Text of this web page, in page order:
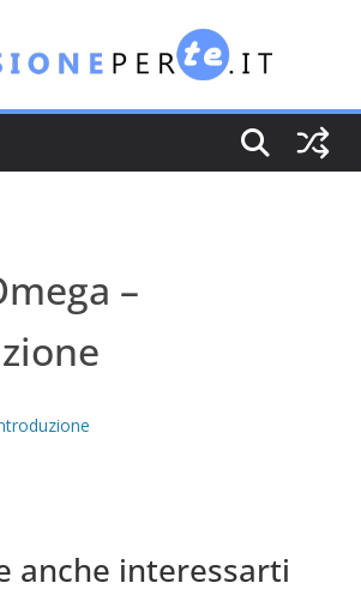
–
anche interessarti